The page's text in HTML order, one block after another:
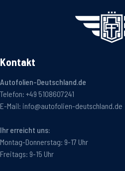
Kontakt
Autofolien-Deutschland.de
Telefon: +49 5108607241
E-Mail: info@autofolien-deutschland.de
Ihr erreicht uns:
Montag-Donnerstag: 9-17 Uhr
Freitags: 9-15 Uhr